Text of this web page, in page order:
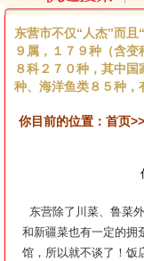
东营市不仅“人杰”而
９属，１７９种（含
８科２７０种，其中
种、海洋鱼类８５种，
你目前的位置：首页>>
东营除了川菜、鲁菜
和新疆菜也有一定的拥
馆，所以就不谈了！饭